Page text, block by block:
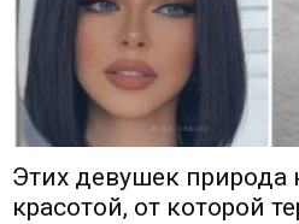
Этих девушек природа
красотой, от которой